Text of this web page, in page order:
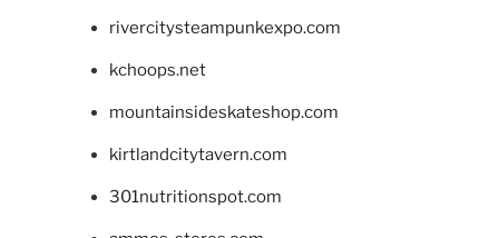
rivercitysteampunkexpo.com
kchoops.net
mountainsideskateshop.com
kirtlandcitytavern.com
301nutritionspot.com